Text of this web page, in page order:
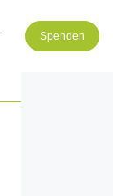
Spenden